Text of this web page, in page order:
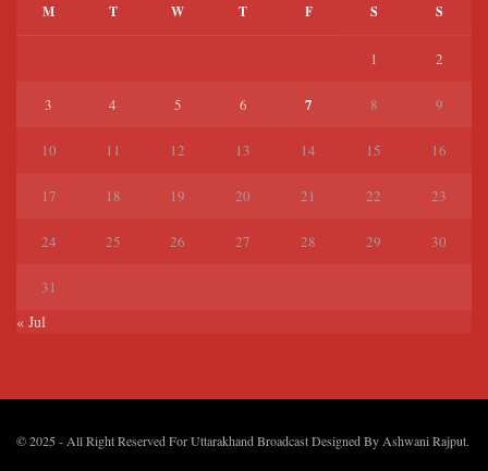
M T W T F S S
1 2
3 4 5 6 7 8 9
10 11 12 13 14 15 16
17 18 19 20 21 22 23
24 25 26 27 28 29 30
31
« Jul
© 2025 - All Right Reserved For Uttarakhand Broadcast Designed By Ashwani Rajput.